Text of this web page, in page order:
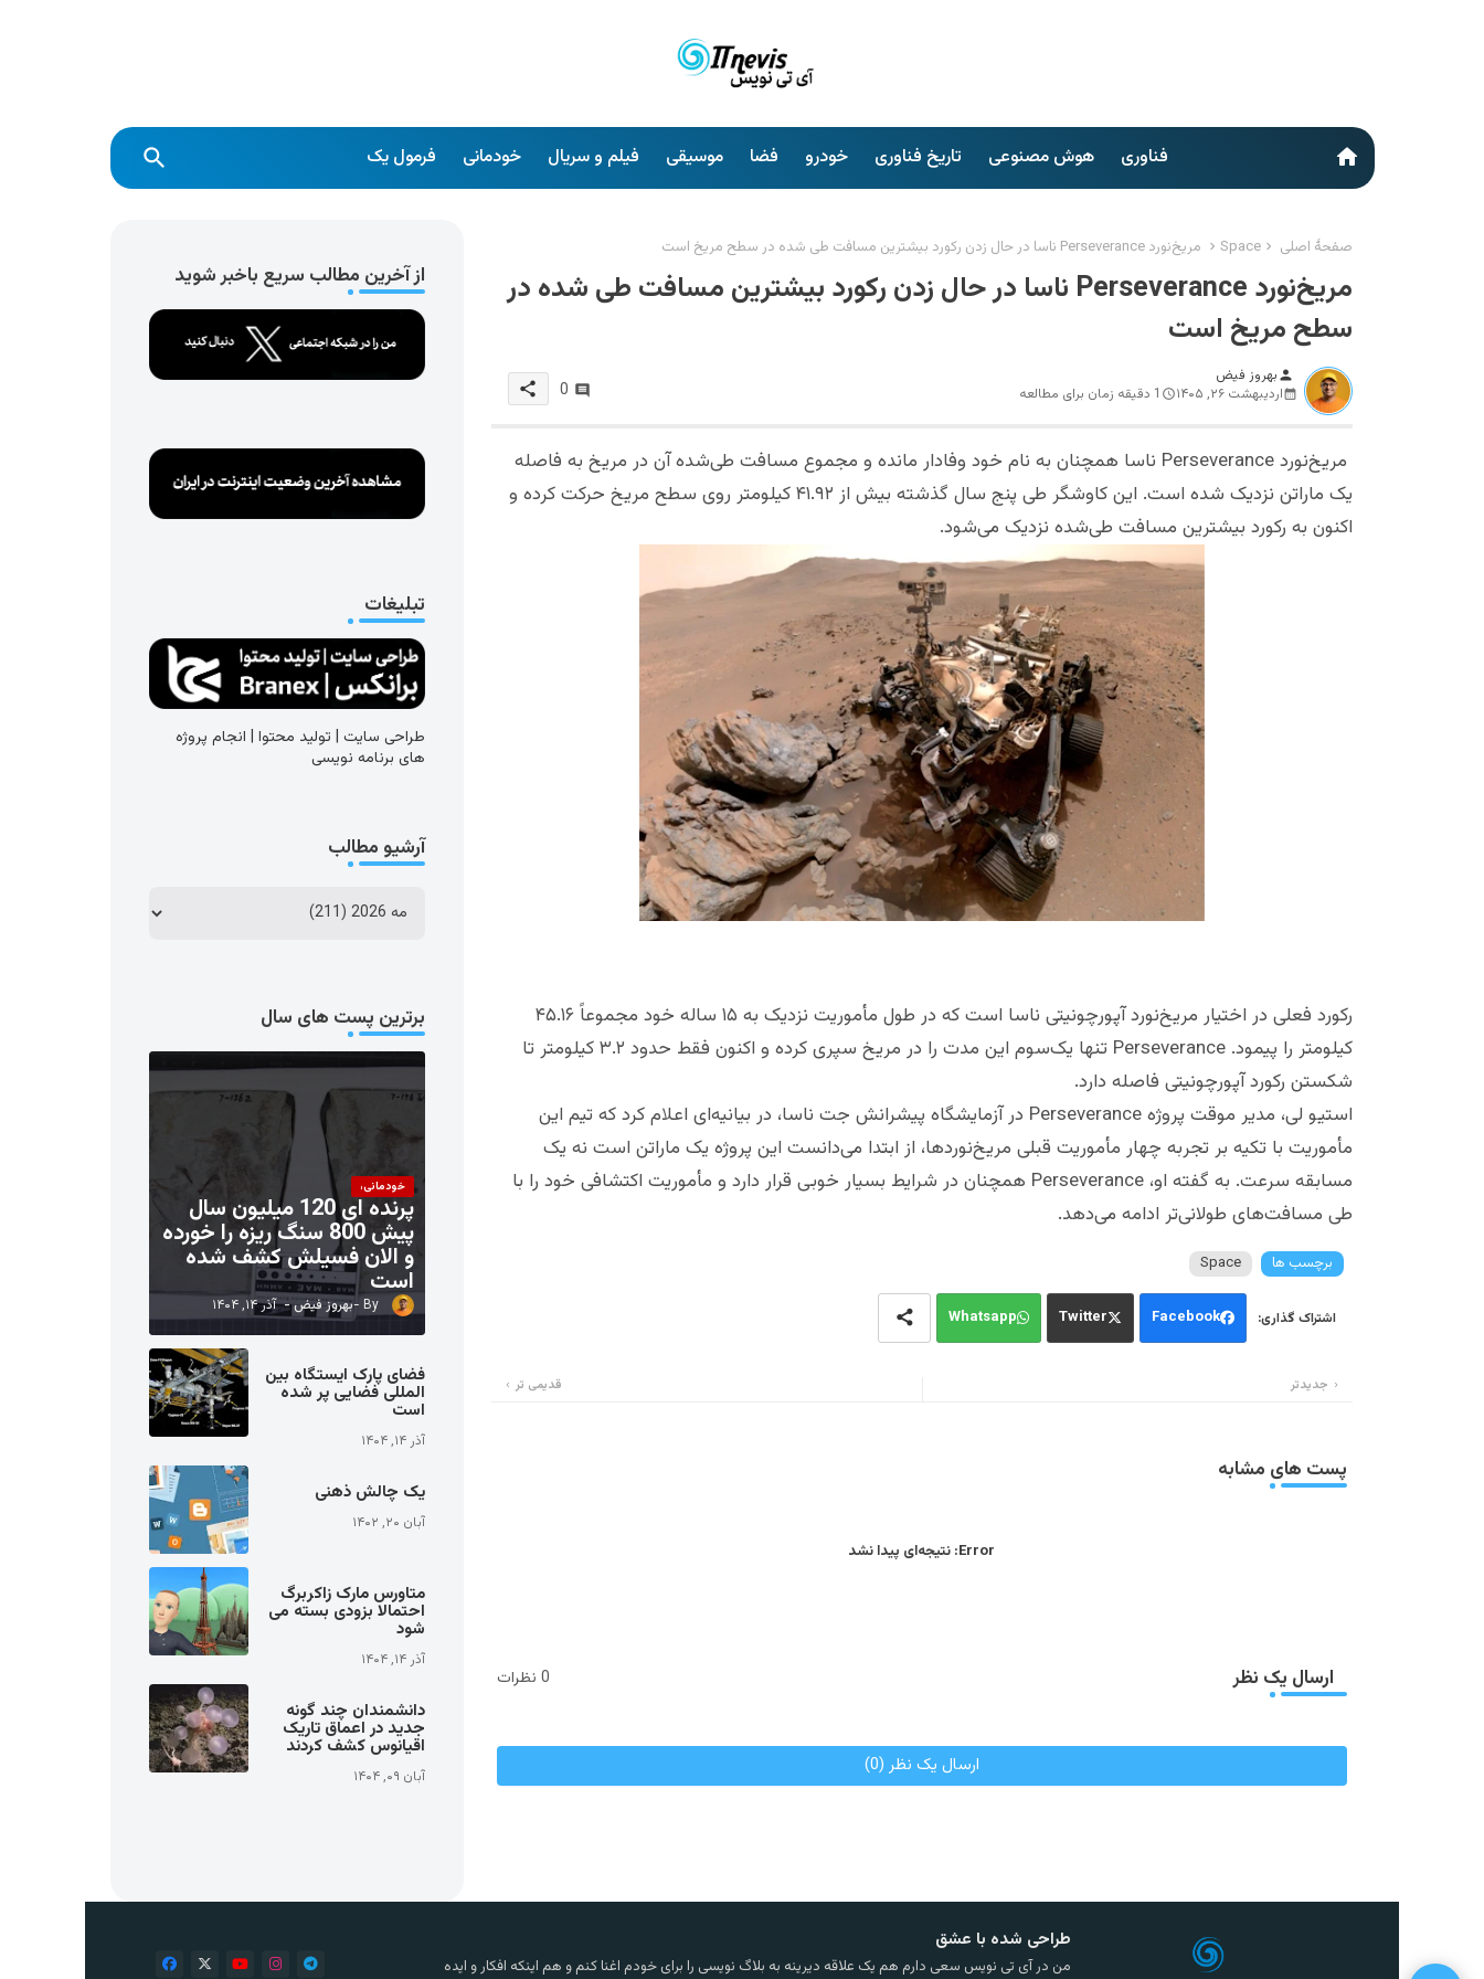
home فناوری هوش مصنوعی تاریخ فناوری خودرو فضا موسیقی فیلم و سریال خودمانی فرمول یک
صفحهٔ اصلی Space مریخ‌نورد Perseverance ناسا در حال زدن رکورد بیشترین مسافت طی شده در سطح مریخ است
مریخ‌نورد Perseverance ناسا در حال زدن رکورد بیشترین مسافت طی شده در
سطح مریخ است
person بهروز فیض
اردیبهشت ۲۶, ۱۴۰۵
1 دقیقه زمان برای مطالعه 0
share
مریخ‌نورد Perseverance ناسا همچنان به نام خود وفادار مانده و مجموع مسافت طی‌شده آن در مریخ به فاصله
یک ماراتن نزدیک شده است. این کاوشگر طی پنج سال گذشته بیش از ۴۱.۹۲ کیلومتر روی سطح مریخ حرکت کرده و
اکنون به رکورد بیشترین مسافت طی‌شده نزدیک می‌شود.
رکورد فعلی در اختیار مریخ‌نورد آپورچونیتی ناسا است که در طول مأموریت نزدیک به ۱۵ ساله خود مجموعاً ۴۵.۱۶
کیلومتر را پیمود. Perseverance تنها یک‌سوم این مدت را در مریخ سپری کرده و اکنون فقط حدود ۳.۲ کیلومتر تا
شکستن رکورد آپورچونیتی فاصله دارد.
استیو لی، مدیر موقت پروژه Perseverance در آزمایشگاه پیشرانش جت ناسا، در بیانیه‌ای اعلام کرد که تیم این
مأموریت با تکیه بر تجربه چهار مأموریت قبلی مریخ‌نوردها، از ابتدا می‌دانست این پروژه یک ماراتن است نه یک
مسابقه سرعت. به گفته او، Perseverance همچنان در شرایط بسیار خوبی قرار دارد و مأموریت اکتشافی خود را با
طی مسافت‌های طولانی‌تر ادامه می‌دهد.
برچسب ها Space
Facebook
Twitter
Whatsapp
جدیدتر قدیمی تر
پست های مشابه
Error: نتیجه‌ای پیدا نشد
ارسال یک نظر 0 نظرات
ارسال یک نظر (0)
از آخرین مطالب سریع باخبر شوید
تبلیغات
طراحی سایت | تولید محتوا | انجام پروژه
های برنامه نویسی
آرشیو مطالب
برترین پست های سال
خودمانی،
پرنده ای 120 میلیون سال
پیش 800 سنگ ریزه را خورده
و الان فسیلش کشف شده
است
بهروز فیض آذر ۱۴, ۱۴۰۴
فضای پارک ایستگاه بین
المللی فضایی پر شده
است
آذر ۱۴, ۱۴۰۴
یک چالش ذهنی
آبان ۲۰, ۱۴۰۲
متاورس مارک زاکربرگ
احتمالا بزودی بسته می
شود
آذر ۱۴, ۱۴۰۴
دانشمندان چند گونه
جدید در اعماق تاریک
اقیانوس کشف کردند
آبان ۰۹, ۱۴۰۴
طراحی شده با عشق
من در آی تی نویس سعی دارم هم یک علاقه دیرینه به بلاگ نویسی را برای خودم اغنا کنم و هم اینکه افکار و ایده